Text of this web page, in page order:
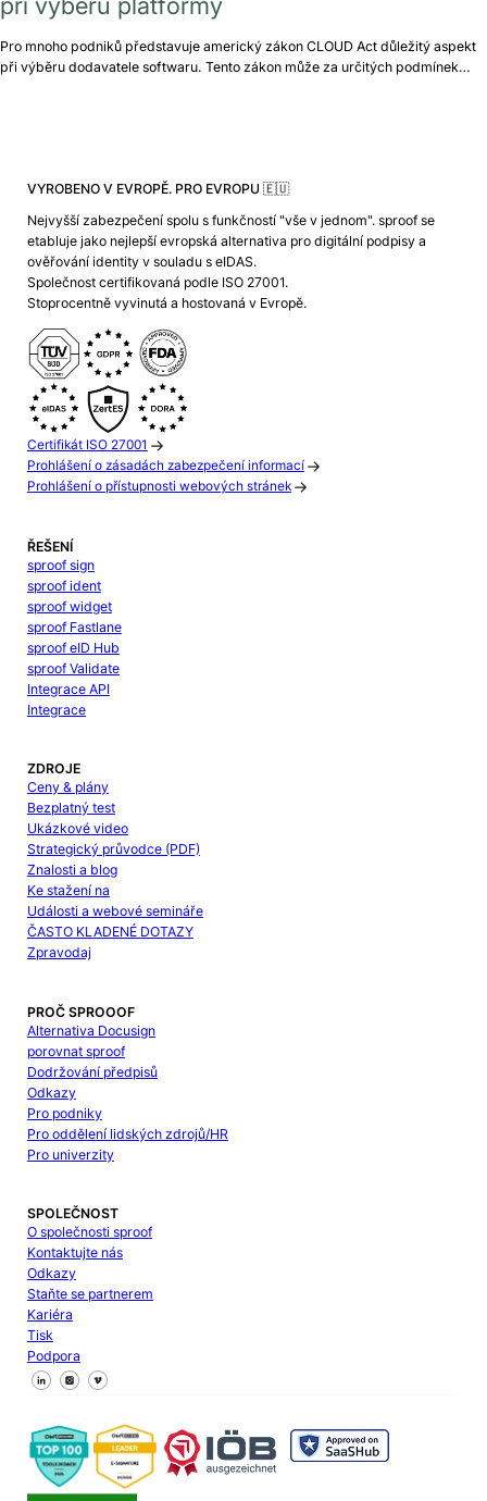
Pro mnoho podniků představuje americký zákon CLOUD Act důležitý aspekt
při výběru dodavatele softwaru. Tento zákon může za určitých podmínek…
VYROBENO V EVROPĚ. PRO EVROPU 🇪🇺
Nejvyšší zabezpečení spolu s funkčností "vše v jednom". sproof se
etabluje jako nejlepší evropská alternativa pro digitální podpisy a
ověřování identity v souladu s eIDAS.
Společnost certifikovaná podle ISO 27001.
Stoprocentně vyvinutá a hostovaná v Evropě.
Certifikát ISO 27001
Prohlášení o zásadách zabezpečení informací
Prohlášení o přístupnosti webových stránek
ŘEŠENÍ
sproof sign
sproof ident
sproof widget
sproof Fastlane
sproof eID Hub
sproof Validate
Integrace API
Integrace
ZDROJE
Ceny & plány
Bezplatný test
Ukázkové video
Strategický průvodce (PDF)
Znalosti a blog
Ke stažení na
Události a webové semináře
ČASTO KLADENÉ DOTAZY
Zpravodaj
PROČ SPROOOF
Alternativa Docusign
porovnat sproof
Dodržování předpisů
Odkazy
Pro podniky
Pro oddělení lidských zdrojů/HR
Pro univerzity
SPOLEČNOST
O společnosti sproof
Kontaktujte nás
Odkazy
Staňte se partnerem
Kariéra
Tisk
Podpora
Sledujte nás na Facebooku
Sledujte nás na X
Sledujte nás na LinkedIn